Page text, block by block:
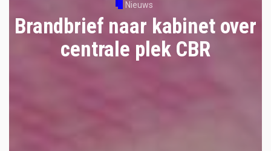
Nieuws
Brandbrief naar kabinet over
centrale plek CBR